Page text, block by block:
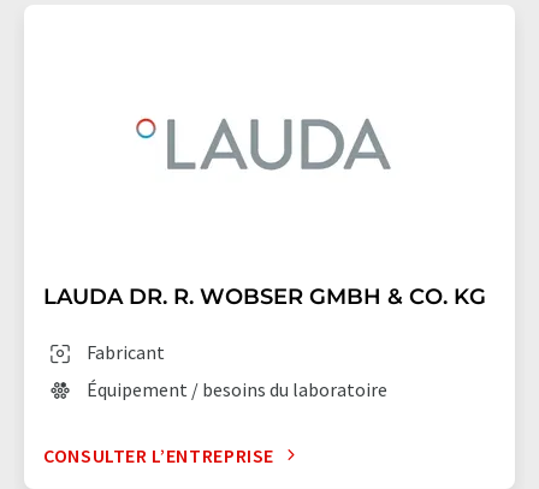
LAUDA DR. R. WOBSER GMBH & CO. KG
Fabricant
Équipement / besoins du laboratoire
CONSULTER L’ENTREPRISE